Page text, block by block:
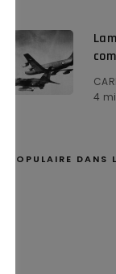
4
POPULAIRE DANS